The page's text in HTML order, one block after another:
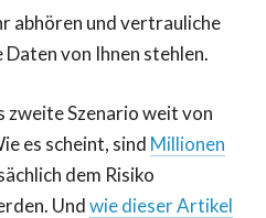
abhören und vertrauliche
von Ihnen stehlen.
zweite Szenario weit von
es scheint, sind Millionen
dem Risiko
Undwie dieser Artikel